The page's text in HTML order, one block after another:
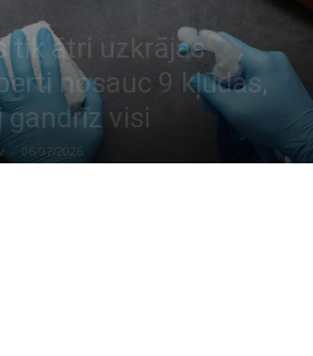
tik ātri uzkrājas
nosauc 9 kļūdas,
gandrīz visi
06/07/2026